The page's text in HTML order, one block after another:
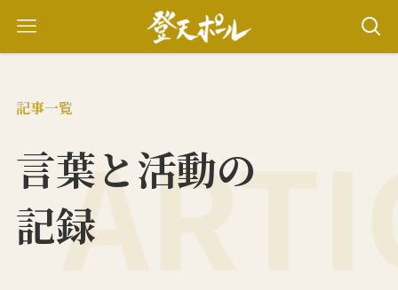
記事一覧
言葉と活動の
記録